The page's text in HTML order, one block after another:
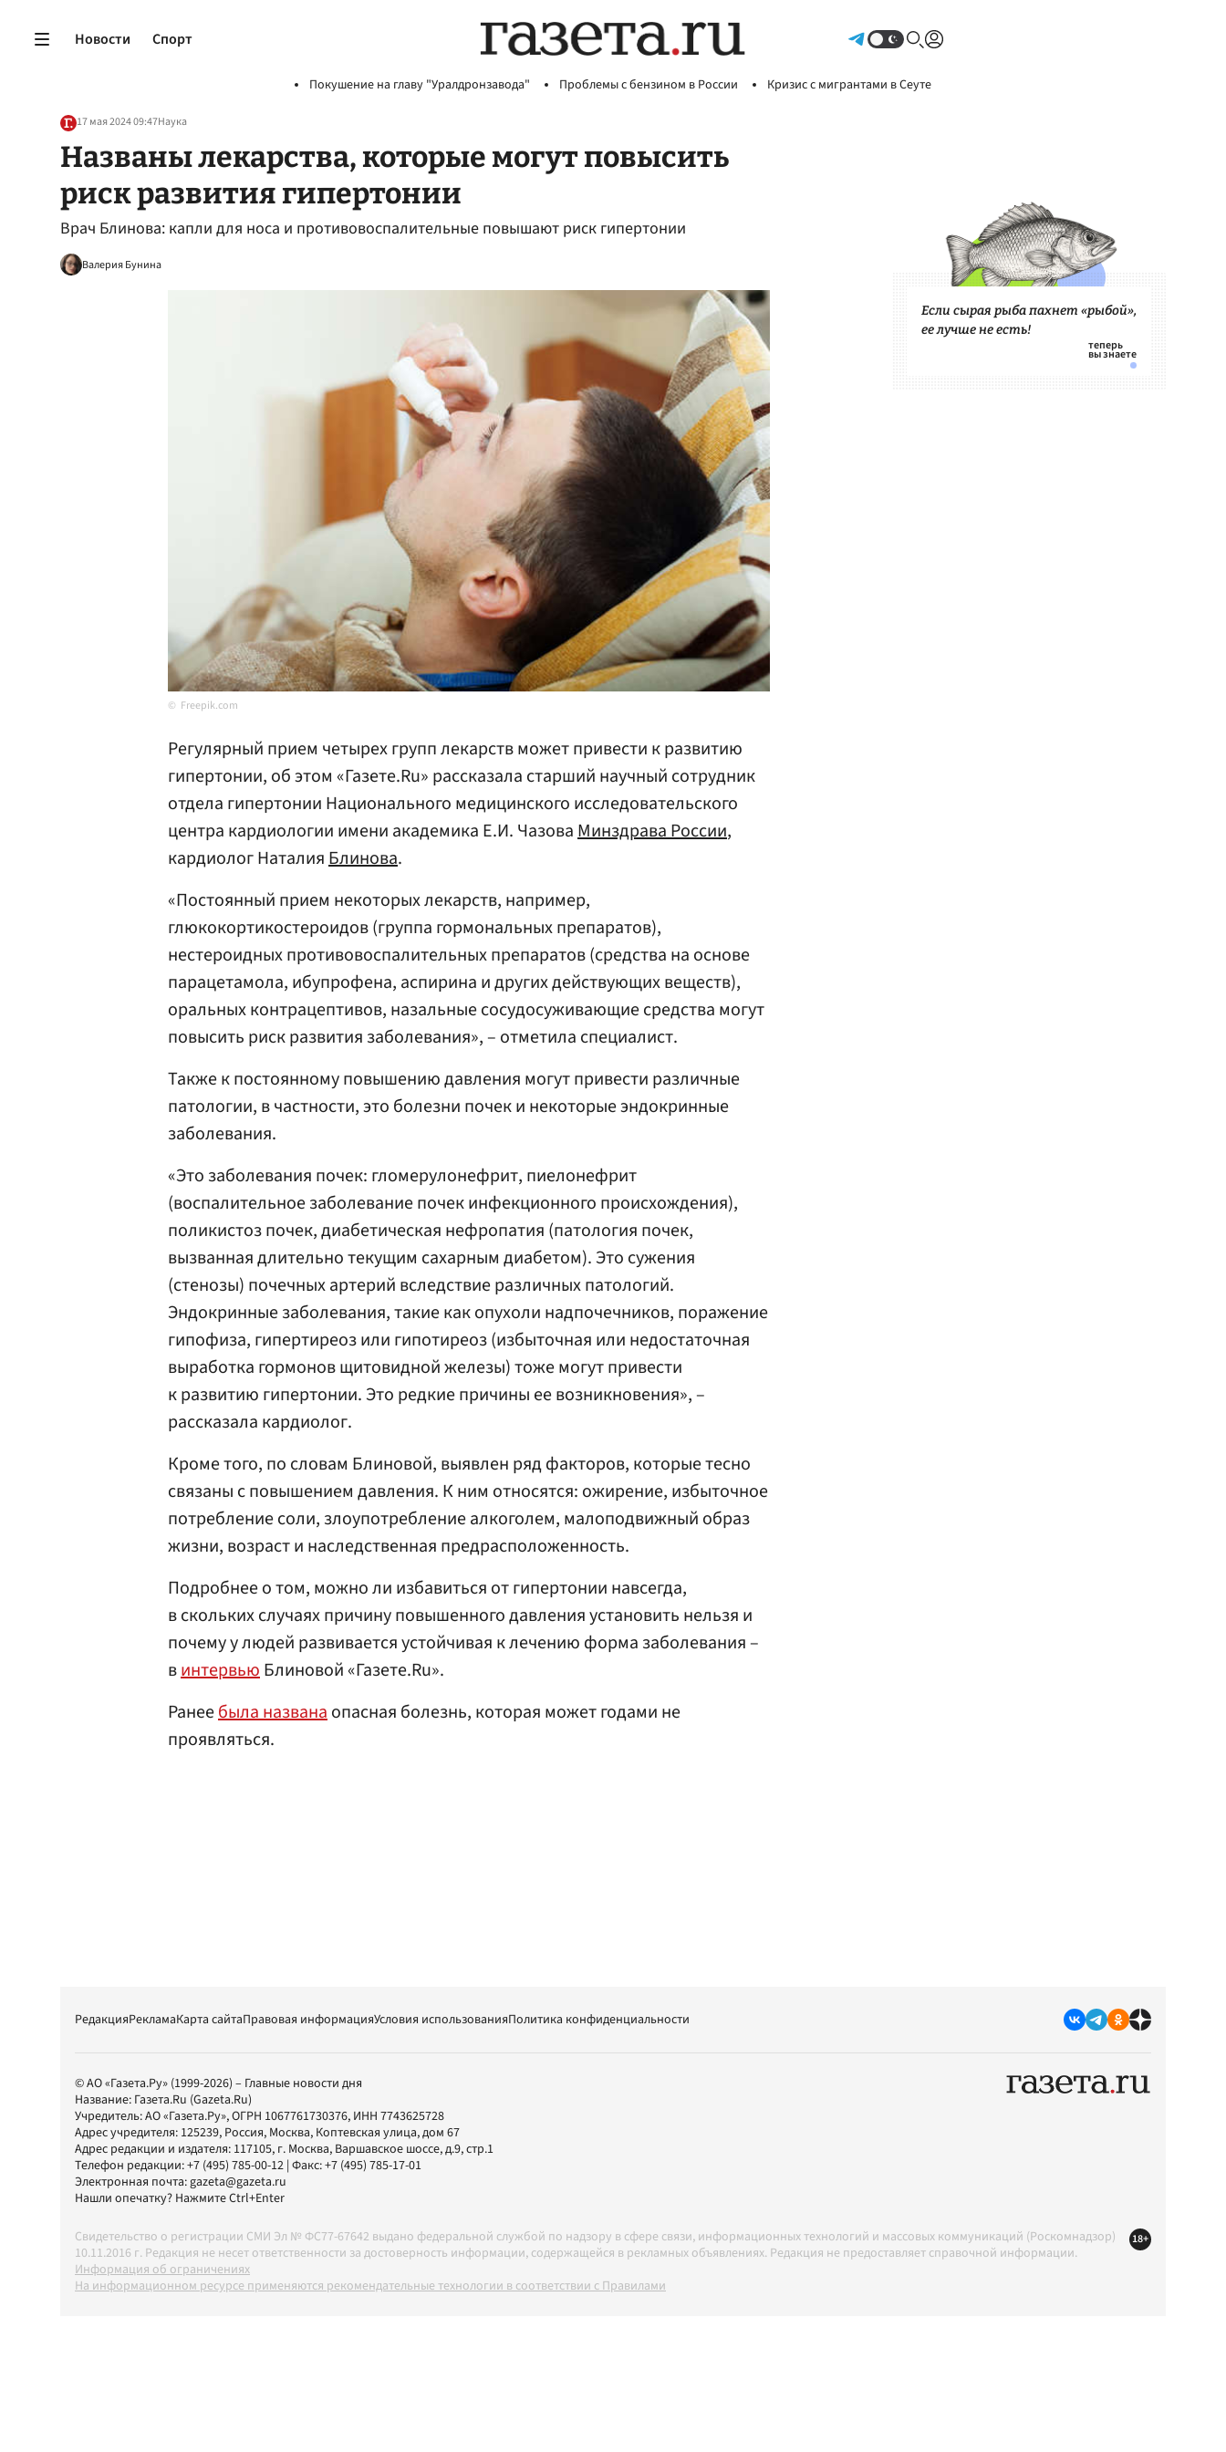
Новости Спорт
Покушение на главу "Уралдронзавода" Проблемы с бензином в России Кризис с мигрантами в Сеуте
17 мая 2024 09:47Наука
Названы лекарства, которые могут повысить
риск развития гипертонии
Врач Блинова: капли для носа и противовоспалительные повышают риск гипертонии
Валерия Бунина
Freepik.com
Регулярный прием четырех групп лекарств может привести к развитию
гипертонии, об этом «Газете.Ru» рассказала старший научный сотрудник
отдела гипертонии Национального медицинского исследовательского
центра кардиологии имени академика Е.И. ЧазоваМинздрава России,
кардиолог НаталияБлинова.
«Постоянный прием некоторых лекарств, например,
глюкокортикостероидов (группа гормональных препаратов),
нестероидных противовоспалительных препаратов (средства на основе
парацетамола, ибупрофена, аспирина и других действующих веществ),
оральных контрацептивов, назальные сосудосуживающие средства могут
повысить риск развития заболевания», – отметила специалист.
Также к постоянному повышению давления могут привести различные
патологии, в частности, это болезни почек и некоторые эндокринные
заболевания.
«Это заболевания почек: гломерулонефрит, пиелонефрит
(воспалительное заболевание почек инфекционного происхождения),
поликистоз почек, диабетическая нефропатия (патология почек,
вызванная длительно текущим сахарным диабетом). Это сужения
(стенозы) почечных артерий вследствие различных патологий.
Эндокринные заболевания, такие как опухоли надпочечников, поражение
гипофиза, гипертиреоз или гипотиреоз (избыточная или недостаточная
выработка гормонов щитовидной железы) тоже могут привести
к развитию гипертонии. Это редкие причины ее возникновения», –
рассказала кардиолог.
Кроме того, по словам Блиновой, выявлен ряд факторов, которые тесно
связаны с повышением давления. К ним относятся: ожирение, избыточное
потребление соли, злоупотребление алкоголем, малоподвижный образ
жизни, возраст и наследственная предрасположенность.
Подробнее о том, можно ли избавиться от гипертонии навсегда,
в скольких случаях причину повышенного давления установить нельзя и
почему у людей развивается устойчивая к лечению форма заболевания –
винтервьюБлиновой «Газете.Ru».
Ранеебыла названаопасная болезнь, которая может годами не
проявляться.
Если сырая рыба пахнет «рыбой»,
ее лучше не есть!
РедакцияРекламаКарта сайтаПравовая информацияУсловия использованияПолитика конфиденциальности
© АО «Газета.Ру» (1999-2026) – Главные новости дня
Название: Газета.Ru (Gazeta.Ru)
Учредитель:АО «Газета.Ру», ОГРН 1067761730376, ИНН 7743625728
Адрес учредителя: 125239, Россия, Москва, Коптевская улица, дом 67
Адрес редакции и издателя: 117105, г. Москва, Варшавское шоссе, д.9, стр.1
Телефон редакции:+7 (495) 785-00-12 | Факс:+7 (495) 785-17-01
Электронная почта:gazeta@gazeta.ru
Нашли опечатку? Нажмите Ctrl+Enter
Свидетельство о регистрации СМИ Эл № ФС77-67642 выдано федеральной службой по надзору в сфере связи, информационных технологий и массовых коммуникаций (Роскомнадзор)
10.11.2016 г. Редакция не несет ответственности за достоверность информации, содержащейся в рекламных объявлениях. Редакция не предоставляет справочной информации.
Информация об ограничениях
На информационном ресурсе применяются рекомендательные технологии в соответствии с Правилами
18+